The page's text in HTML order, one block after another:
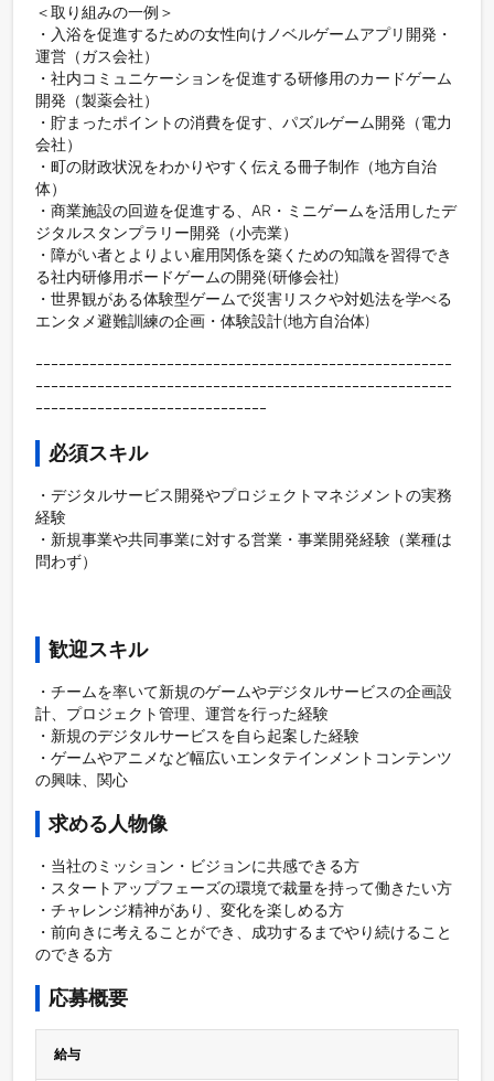
＜取り組みの一例＞
・入浴を促進するための女性向けノベルゲームアプリ開発・
運営（ガス会社）
・社内コミュニケーションを促進する研修用のカードゲーム
開発（製薬会社）
・貯まったポイントの消費を促す、パズルゲーム開発（電力
会社）
・町の財政状況をわかりやすく伝える冊子制作（地方自治
体）
・商業施設の回遊を促進する、AR・ミニゲームを活用したデ
ジタルスタンプラリー開発（小売業）
・障がい者とよりよい雇用関係を築くための知識を習得でき
る社内研修用ボードゲームの開発(研修会社)
・世界観がある体験型ゲームで災害リスクや対処法を学べる
エンタメ避難訓練の企画・体験設計(地方自治体)
ｰｰｰｰｰｰｰｰｰｰｰｰｰｰｰｰｰｰｰｰｰｰｰｰｰｰｰｰｰｰｰｰｰｰｰｰｰｰｰｰｰｰｰｰｰｰｰｰｰｰｰｰｰｰ
ｰｰｰｰｰｰｰｰｰｰｰｰｰｰｰｰｰｰｰｰｰｰｰｰｰｰｰｰｰｰｰｰｰｰｰｰｰｰｰｰｰｰｰｰｰｰｰｰｰｰｰｰｰｰ
ｰｰｰｰｰｰｰｰｰｰｰｰｰｰｰｰｰｰｰｰｰｰｰｰｰｰｰｰｰｰ
必須スキル
・デジタルサービス開発やプロジェクトマネジメントの実務
経験
・新規事業や共同事業に対する営業・事業開発経験（業種は
問わず）
歓迎スキル
・チームを率いて新規のゲームやデジタルサービスの企画設
計、プロジェクト管理、運営を行った経験
・新規のデジタルサービスを自ら起案した経験
・ゲームやアニメなど幅広いエンタテインメントコンテンツ
の興味、関心
求める人物像
・当社のミッション・ビジョンに共感できる方
・スタートアップフェーズの環境で裁量を持って働きたい方
・チャレンジ精神があり、変化を楽しめる方
・前向きに考えることができ、成功するまでやり続けること
のできる方
応募概要
給与